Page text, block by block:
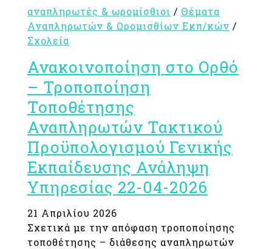
αναπληρωτές & ωρομίσθιοι / Θέματα
Αναπληρωτών & Ωρομισθίων Εκπ/κών /
Σχολεία
Ανακοινοποίηση στο Ορθό
– Τροποποίηση
Τοποθέτησης
Αναπληρωτών Τακτικού
Προϋπολογισμού Γενικής
Εκπαίδευσης Ανάληψη
Υπηρεσίας 22-04-2026
21 Απριλίου 2026
Σχετικά με την απόφαση τροποποίησης
τοποθέτησης – διάθεσης αναπληρωτών